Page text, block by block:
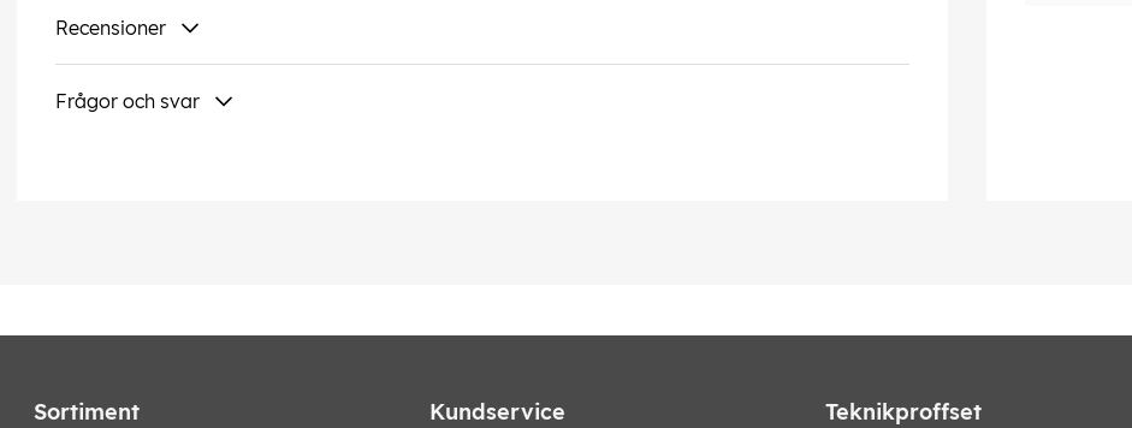
Recensioner
Frågor och svar
Sortiment Kundservice Teknikproffset